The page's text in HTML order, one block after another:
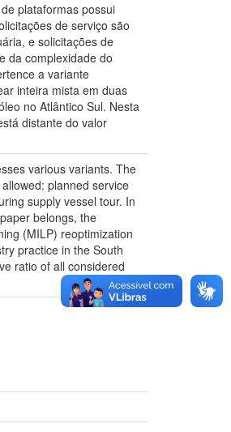
plataformas possui
de serviço são
e solicitações de
da complexidade do
a variante
inteira mista em duas
no Atlântico Sul. Nesta
distante do valor
various variants. The
planned service
supply vessel tour. In
belongs, the
(MILP) reoptimization
practice in the South
ratio of all considered